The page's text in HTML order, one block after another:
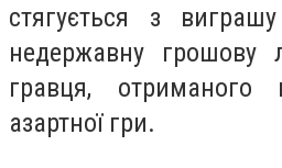
стягується з
недержавну грошову
гравця, отриманого
азартної гри.